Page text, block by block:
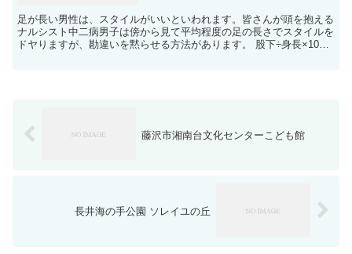
足が長い男性は、スタイルがいいといわれます。皆さんが頭を抱える
ナルシスト中二病男子は傍から見て平均程度の足の長さでスタイルを
ドヤりますが、勘違いを黙らせる方法があります。 股下÷身長×100
藤沢市湘南台文化センターこども館
長井海の手公園 ソレイユの丘